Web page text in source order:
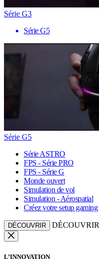
Série G3
Série G5
Série G5
Série ASTRO
FPS - Série PRO
FPS - Série G
Monde ouvert
Simulation de vol
Simulation - Aérospatial
Créez votre setup gaming
DÉCOUVRIR DÉCOUVRIR
L’INNOVATION